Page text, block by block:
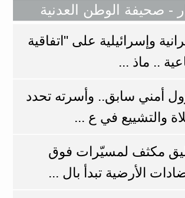
- صحيفة الوطن العدنية
وإسرائيلية على "اتفاقية
.. ماذ ...
أمني سابق.. وأسرته تحدد
والتشييع في ع ...
مكثف لمسيّرات فوق
الأرضية تبدأ بال ...